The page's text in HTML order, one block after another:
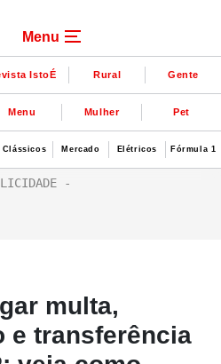
Menu
IstoÉ Rural Gente
Menu Mulher Pet
Clássicos Mercado Elétricos Fórmula 1
multa,
e transferência